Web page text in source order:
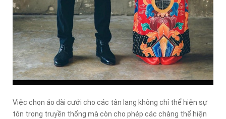
Việc chọn áo dài cưới cho các tân lang không chỉ thể hiện sự
tôn trọng truyền thống mà còn cho phép các chàng thể hiện